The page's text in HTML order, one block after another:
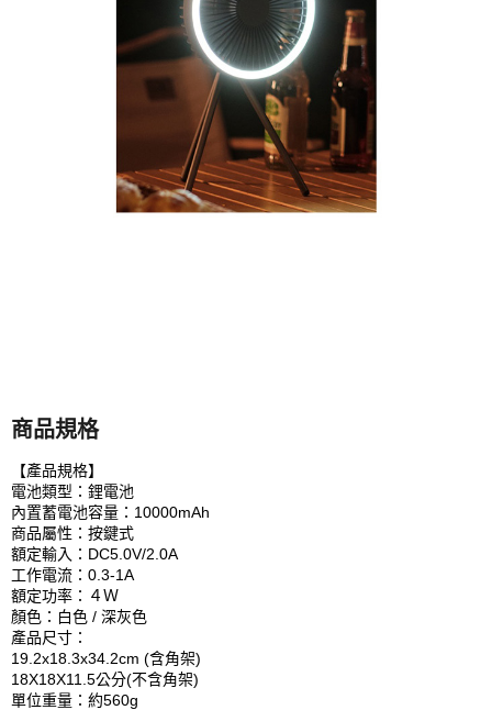
商品規格
【產品規格】
電池類型：鋰電池
內置蓄電池容量：10000mAh
商品屬性：按鍵式
額定輸入：DC5.0V/2.0A
工作電流：0.3-1A
額定功率：４Ｗ
顏色：白色 / 深灰色
產品尺寸：
19.2x18.3x34.2cm (含角架)
18X18X11.5公分(不含角架)
單位重量：約560g